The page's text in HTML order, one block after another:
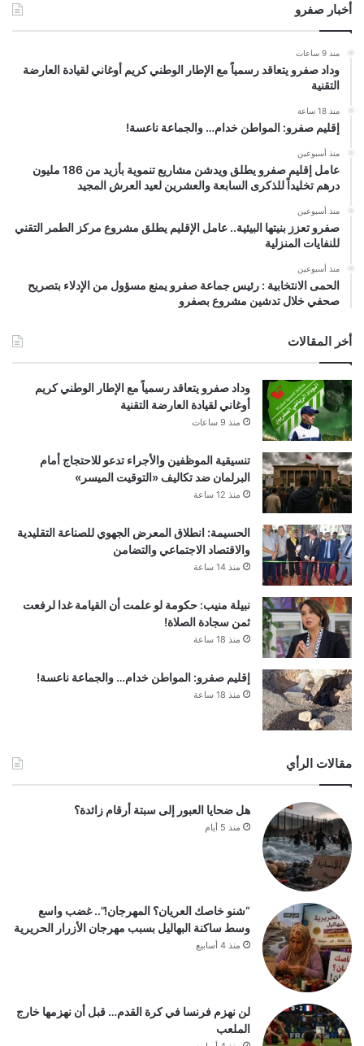
أخبار صفرو
منذ 9 ساعات
وداد صفرو يتعاقد رسمياً مع الإطار الوطني كريم أوغاني لقيادة العارضة
التقنية
منذ 18 ساعة
إقليم صفرو: المواطن خدام… والجماعة ناعسة!
منذ أسبوعين
عامل إقليم صفرو يطلق ويدشن مشاريع تنموية بأزيد من 186 مليون
درهم تخليداً للذكرى السابعة والعشرين لعيد العرش المجيد
منذ أسبوعين
صفرو تعزز بنيتها البيئية.. عامل الإقليم يطلق مشروع مركز الطمر التقني
للنفايات المنزلية
منذ أسبوعين
الحمى الانتخابية : رئيس جماعة صفرو يمنع مسؤول من الإدلاء بتصريح
صحفي خلال تدشين مشروع بصفرو
أخر المقالات
وداد صفرو يتعاقد رسمياً مع الإطار الوطني كريم
أوغاني لقيادة العارضة التقنية
منذ 9 ساعات
تنسيقية الموظفين والأجراء تدعو للاحتجاج أمام
البرلمان ضد تكاليف «التوقيت الميسر»
منذ 12 ساعة
الحسيمة: انطلاق المعرض الجهوي للصناعة التقليدية
والاقتصاد الاجتماعي والتضامن
منذ 14 ساعة
نبيلة منيب: حكومة لو علمت أن القيامة غدا لرفعت
ثمن سجادة الصلاة!
منذ 18 ساعة
إقليم صفرو: المواطن خدام… والجماعة ناعسة!
منذ 18 ساعة
مقالات الرأي
هل ضحايا العبور إلى سبتة أرقام زائدة؟
منذ 5 أيام
“شنو خاصك العريان؟ المهرجان!”.. غضب واسع
وسط ساكنة البهاليل بسبب مهرجان الأزرار الحريرية
منذ 4 أسابيع
لن نهزم فرنسا في كرة القدم… قبل أن نهزمها خارج
الملعب